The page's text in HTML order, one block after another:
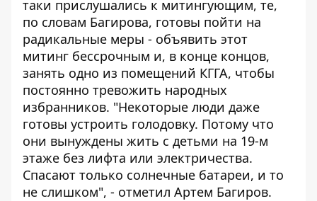
таки прислушались к митингующим, те,
по словам Багирова, готовы пойти на
радикальные меры - объявить этот
митинг бессрочным и, в конце концов,
занять одно из помещений КГГА, чтобы
постоянно тревожить народных
избранников. "Некоторые люди даже
готовы устроить голодовку. Потому что
они вынуждены жить с детьми на 19-м
этаже без лифта или электричества.
Спасают только солнечные батареи, и то
не слишком", - отметил Артем Багиров.